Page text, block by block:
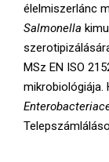
élelmiszerlánc
Salmonella
MSz EN ISO
mikrobiológiája.